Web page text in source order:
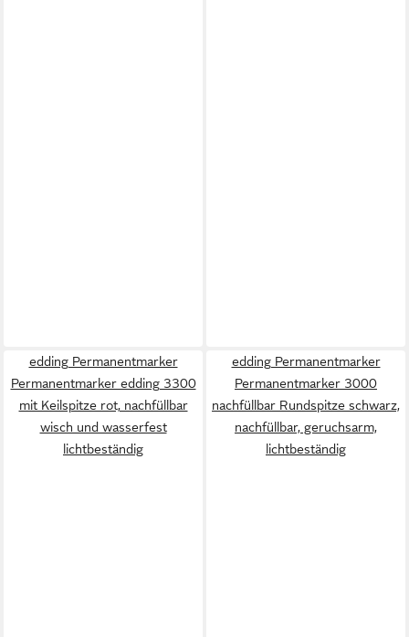
edding Permanentmarker
Permanentmarker edding 3300
mit Keilspitze rot, nachfüllbar
wisch und wasserfest
lichtbeständig
edding Permanentmarker
Permanentmarker 3000
nachfüllbar Rundspitze schwarz,
nachfüllbar, geruchsarm,
lichtbeständig